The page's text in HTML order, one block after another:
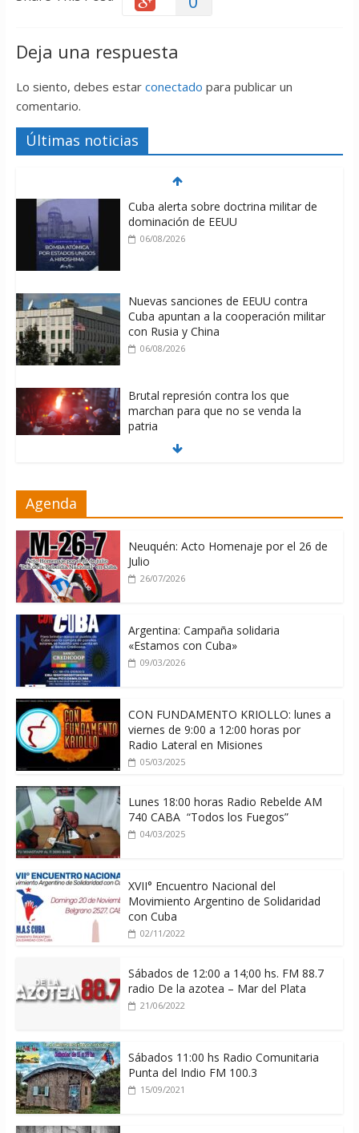
Deja una respuesta
Lo siento, debes estar conectado para publicar un
comentario.
Últimas noticias
Cuba alerta sobre doctrina militar de
dominación de EEUU
06/08/2026
Nuevas sanciones de EEUU contra
Cuba apuntan a la cooperación militar
con Rusia y China
06/08/2026
Brutal represión contra los que
marchan para que no se venda la
patria
06/08/2026
06/08/2026
Agenda
Neuquén: Acto Homenaje por el 26 de
Julio
26/07/2026
Argentina: Campaña solidaria
«Estamos con Cuba»
09/03/2026
CON FUNDAMENTO KRIOLLO: lunes a
viernes de 9:00 a 12:00 horas por
Radio Lateral en Misiones
05/03/2025
Lunes 18:00 horas Radio Rebelde AM
740 CABA “Todos los Fuegos”
04/03/2025
XVII° Encuentro Nacional del
Movimiento Argentino de Solidaridad
con Cuba
02/11/2022
Sábados de 12:00 a 14;00 hs. FM 88.7
radio De la azotea – Mar del Plata
21/06/2022
Sábados 11:00 hs Radio Comunitaria
Punta del Indio FM 100.3
15/09/2021